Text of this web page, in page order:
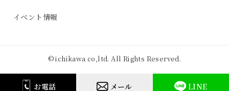
イベント情報
© ichikawa co,ltd. All Rights Reserved.
お電話 メール LINE